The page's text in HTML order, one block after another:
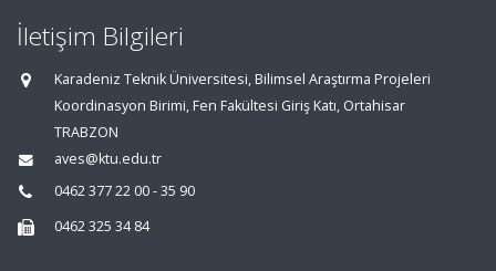
İletişim Bilgileri
Karadeniz Teknik Üniversitesi, Bilimsel Araştırma Projeleri
Koordinasyon Birimi, Fen Fakültesi Giriş Katı, Ortahisar
TRABZON
aves@ktu.edu.tr
0462 377 22 00 - 35 90
0462 325 34 84